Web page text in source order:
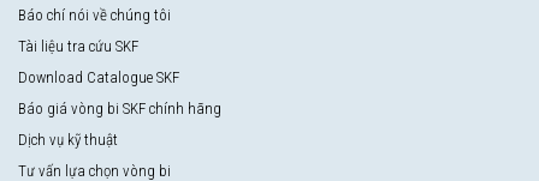
Báo chí nói về chúng tôi
Tài liệu tra cứu SKF
Download Catalogue SKF
Báo giá vòng bi SKF chính hãng
Dịch vụ kỹ thuật
Tư vấn lựa chọn vòng bi